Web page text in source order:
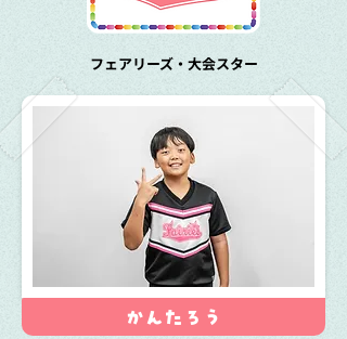
フェアリーズ・大会スター
かんたろう